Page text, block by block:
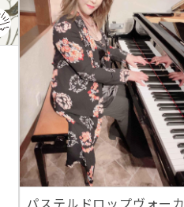
パステルドロップヴォーカ